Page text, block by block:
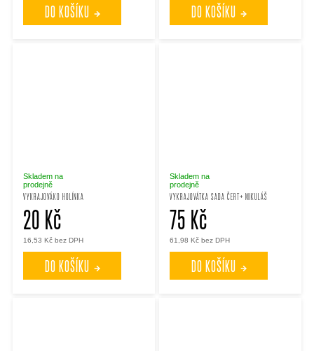
DO KOŠÍKU DO KOŠÍKU
VYKRAJOVÁKO HOLÍNKA
Skladem na
prodejně
16,53 Kč bez DPH
20 Kč
DO KOŠÍKU
VYKRAJOVÁTKA SADA ČERT+ MIKULÁŠ
Skladem na
prodejně
61,98 Kč bez DPH
75 Kč
DO KOŠÍKU